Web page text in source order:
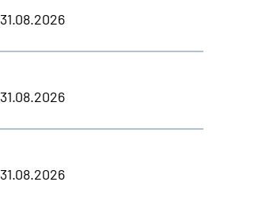
31.08.2026
31.08.2026
31.08.2026